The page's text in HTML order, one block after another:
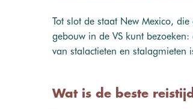
Tot slot de staat New Mexico,
gebouw in de VS kunt
van stalactieten en stalagmieten
Wat is de beste